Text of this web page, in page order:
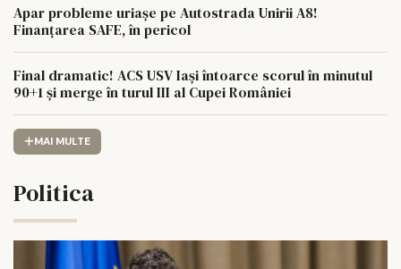
Apar probleme uriașe pe Autostrada Unirii A8!
Finanțarea SAFE, în pericol
Final dramatic! ACS USV Iași întoarce scorul în minutul
90+1 și merge în turul III al Cupei României
MAI MULTE
Politica